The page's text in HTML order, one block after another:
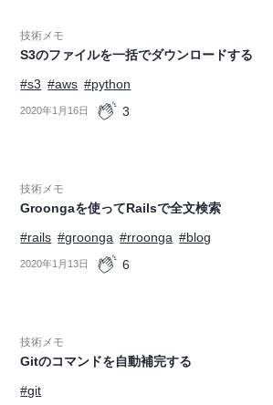
技術メモ
S3のファイルを一括でダウンロードする
#s3 #aws #python
2020年1月16日 3
技術メモ
Groongaを使ってRailsで全文検索
#rails #groonga #rroonga #blog
2020年1月13日 6
技術メモ
Gitのコマンドを自動補完する
#git